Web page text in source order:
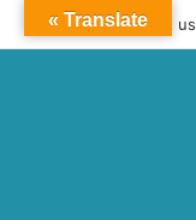
contact us
Translate »